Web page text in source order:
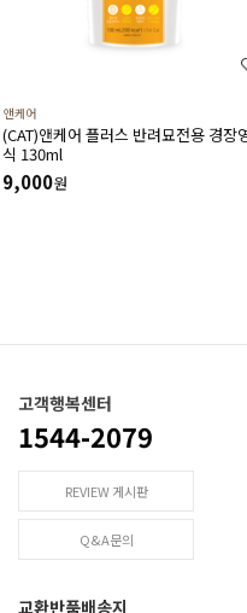
앤케어
(CAT)앤케어 플러스 반려묘전용 경장
식 130ml
9,000원
고객행복센터
1544-2079
REVIEW 게시판
Q&A문의
교환반품배송지